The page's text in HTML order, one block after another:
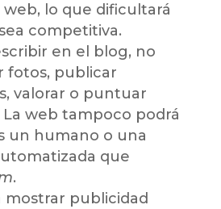
lo que dificultará
competitiva.
en el blog, no
fotos, publicar
valorar o puntuar
web tampoco podrá
un humano o una
que
.
mostrar publicidad